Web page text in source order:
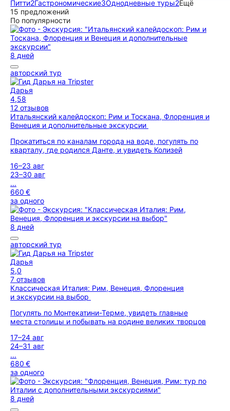
Питти2Гастрономические3Однодневные туры2Ещё
15 предложений
По популярности
8 дней
авторский тур
Дарья
4,58
12 отзывов
Итальянский калейдоскоп: Рим и Тоскана, Флоренция и
Венеция и дополнительные экскурсии
Прокатиться по каналам города на воде, погулять по
кварталу, где родился Данте, и увидеть Колизей
16–23 авг
23–30 авг
...
660 €
за одного
8 дней
авторский тур
Дарья
5,0
7 отзывов
Классическая Италия: Рим, Венеция, Флоренция
и экскурсии на выбор
Погулять по Монтекатини-Терме, увидеть главные
места столицы и побывать на родине великих творцов
17–24 авг
24–31 авг
...
680 €
за одного
8 дней